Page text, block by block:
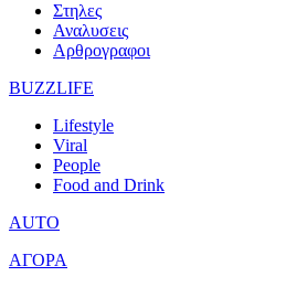
Στηλες
Αναλυσεις
Αρθρογραφοι
BUZZLIFE
Lifestyle
Viral
People
Food and Drink
AUTO
ΑΓΟΡΑ